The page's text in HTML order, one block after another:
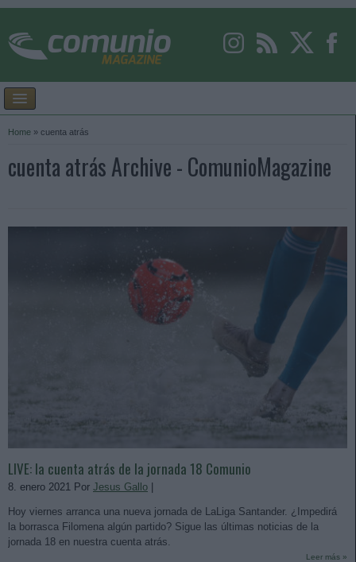
Home » cuenta atrás
cuenta atrás Archive - ComunioMagazine
LIVE: la cuenta atrás de la jornada 18 Comunio
8. enero 2021 Por Jesus Gallo
Hoy viernes arranca una nueva jornada de LaLiga Santander. ¿Impedirá
la borrasca Filomena algún partido? Sigue las últimas noticias de la
jornada 18 en nuestra cuenta atrás.
Leer más »